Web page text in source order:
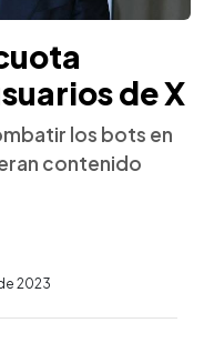
de X
los bots en
contenido
2023